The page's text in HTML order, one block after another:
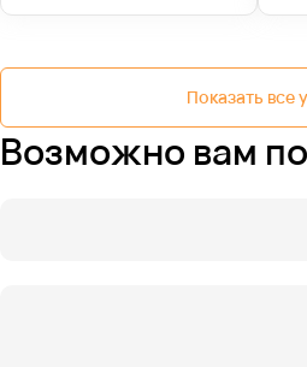
Показать все
Возможно вам